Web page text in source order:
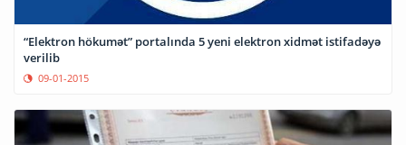
“Elektron hökumət” portalında 5 yeni elektron xidmət istifadəyə
verilib
09-01-2015